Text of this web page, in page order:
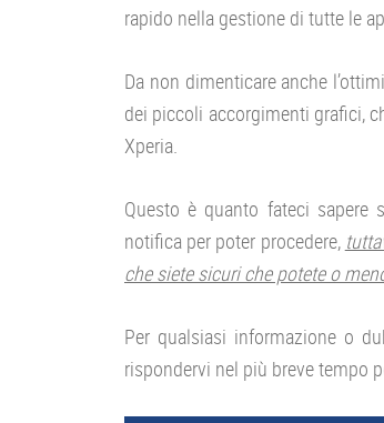
rapido nella gestione di tutte le
Da non dimenticare anche
dei piccoli accorgimenti grafici,
Xperia.
Questo è quanto fateci sapere
notifica per poter procedere,
che siete sicuri che potete o
Per qualsiasi informazione o
rispondervi nel più breve tempo